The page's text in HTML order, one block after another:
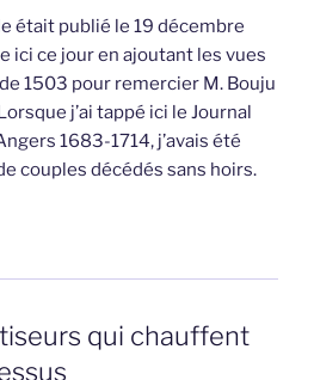
était publié le 19 décembre
ici ce jour en ajoutant les vues
1503 pour remercier M. Bouju
j’ai tappé ici le Journal
1683-1714, j’avais été
couples décédés sans hoirs.
qui chauffent